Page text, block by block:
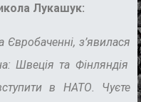
Лукашук:
Євробаченні,з’явилася
Швеція та Фінляндія
в НАТО. Чуєте